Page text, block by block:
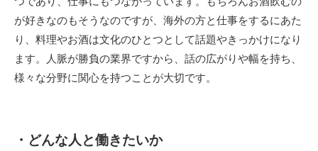
が好きなのもそうなのですが、海外の方と仕事をするにあた
り、料理やお酒は文化のひとつとして話題やきっかけになり
ます。人脈が勝負の業界ですから、話の広がりや幅を持ち、
様々な分野に関心を持つことが大切です。
・どんな人と働きたいか